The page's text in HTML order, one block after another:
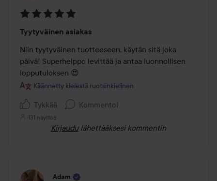
5
/
5
Tyytyväinen asiakas
Niin tyytyväinen tuotteeseen, käytän sitä joka
päivä! Superhelppo levittää ja antaa luonnollisen
lopputuloksen 😍
Käännetty kielestä ruotsinkielinen
Tykkää Kommentoi
131 näyttöä
Kirjaudu lähettääksesi kommentin
Adam